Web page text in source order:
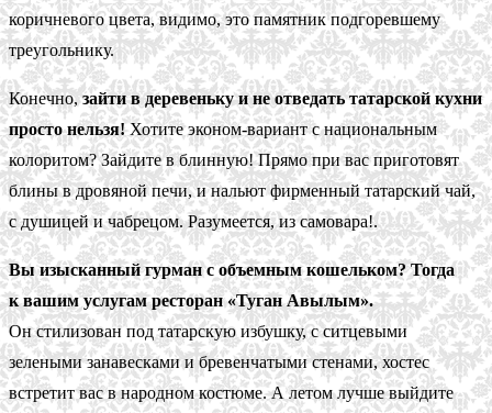
коричневого цвета, видимо, это памятник подгоревшему
треугольнику.
Конечно,зайти в деревеньку и не отведать татарской кухни
просто нельзя!Хотите эконом-вариант с национальным
колоритом? Зайдите в блинную! Прямо при вас приготовят
блины в дровяной печи, и нальют фирменный татарский чай,
с душицей и чабрецом. Разумеется, из самовара!.
Вы изысканный гурман с объемным кошельком? Тогда
к вашим услугам ресторан «Туган Авылым».
Он стилизован под татарскую избушку, с ситцевыми
зелеными занавесками и бревенчатыми стенами, хостес
встретит вас в народном костюме. А летом лучше выйдите